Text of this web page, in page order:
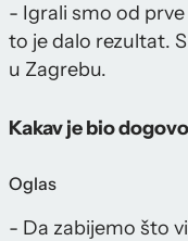
- Igrali smo od
to je dalo rezultat.
u Zagrebu.
Kakav je bio
Oglas
- Da zabijemo što